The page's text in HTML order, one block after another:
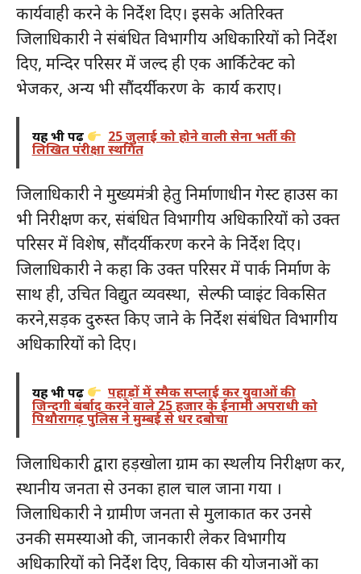
कार्यवाही करने के निर्देश दिए। इसके अतिरिक्त
जिलाधिकारी ने संबंधित विभागीय अधिकारियों को निर्देश
दिए, मन्दिर परिसर में जल्द ही एक आर्किटेक्ट को
भेजकर, अन्य भी सौंदर्यीकरण के कार्य कराए।
यह भी पढ़ें 25 जुलाई को होने वाली सेना भर्ती की
लिखित परीक्षा स्थगित
जिलाधिकारी ने मुख्यमंत्री हेतु निर्माणाधीन गेस्ट हाउस का
भी निरीक्षण कर, संबंधित विभागीय अधिकारियों को उक्त
परिसर में विशेष, सौंदर्यीकरण करने के निर्देश दिए।
जिलाधिकारी ने कहा कि उक्त परिसर में पार्क निर्माण के
साथ ही, उचित विद्युत व्यवस्था, सेल्फी प्वाइंट विकसित
करने,सड़क दुरुस्त किए जाने के निर्देश संबंधित विभागीय
अधिकारियों को दिए।
यह भी पढ़ें पहाड़ों में स्मैक सप्लाई कर युवाओं की
जिन्दगी बर्बाद करने वाले 25 हजार के ईनामी अपराधी को
पिथौरागढ़ पुलिस ने मुम्बई से धर दबोचा
जिलाधिकारी द्वारा हड़खोला ग्राम का स्थलीय निरीक्षण कर,
स्थानीय जनता से उनका हाल चाल जाना गया ।
जिलाधिकारी ने ग्रामीण जनता से मुलाकात कर उनसे
उनकी समस्याओ की, जानकारी लेकर विभागीय
अधिकारियों को निर्देश दिए, विकास की योजनाओं का